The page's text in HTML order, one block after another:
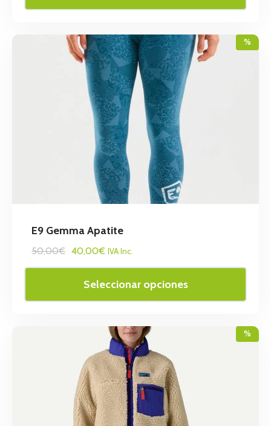
%
E9 Gemma Apatite
50,00€ 40,00€ IVA Inc.
Seleccionar opciones
%